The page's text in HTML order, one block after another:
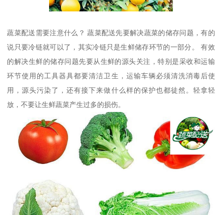
蔬菜配送需要注意什么？ 蔬菜配送先要解决蔬菜的储存问题，有的
说只要冷链就可以了，其实冷链只是生鲜储存环节的一部分。 有效
的解决生鲜的储存问题先要从生鲜的源头关注，特别是采收和运输
环节使用的工具器具都要清洁卫生，运输车辆必须清洗消毒后使
用，源头污染了，还有接下来做什么样的保护也都徒然。轻拿轻
放，不要让生鲜蔬菜产生过多的损伤。